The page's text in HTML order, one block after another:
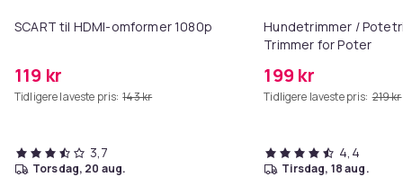
SCART til HDMI-omformer 1080p
119 kr
Tidligere laveste pris: 143 kr
3,7
torsdag, 20 aug.
Hundetrimmer /
Trimmer for Poter
199 kr
Tidligere laveste pris: 219 kr
4,4
tirsdag, 18 aug.